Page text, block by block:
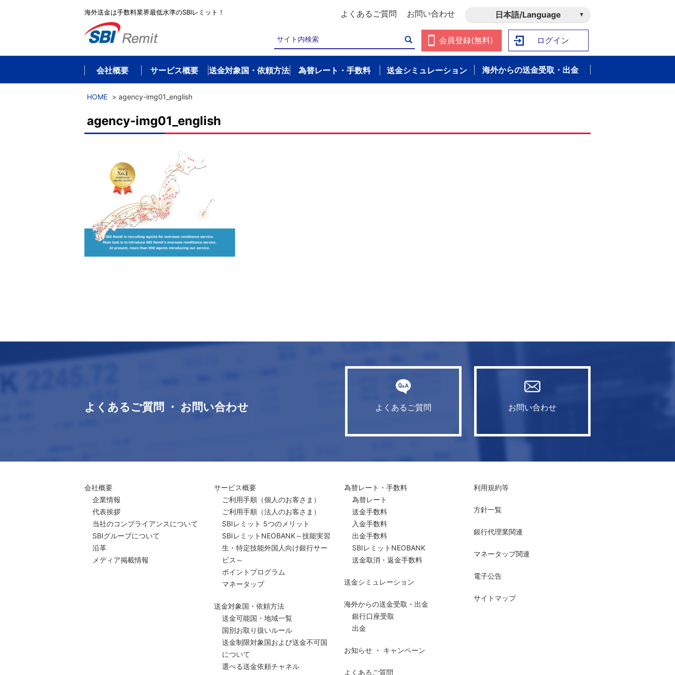
海外送金は手数料業界最低水準のSBIレミット！ よくあるご質問 お問い合わせ 日本語/Language
会員登録(無料) ログイン
会社概要 サービス概要 送金対象国・依頼方法 為替レート・手数料 送金シミュレーション 海外からの送金受取・出金
HOME > agency-img01_english
agency-img01_english
よくあるご質問 ・ お問い合わせ よくあるご質問 お問い合わせ
会社概要
企業情報
代表挨拶
当社のコンプライアンスについて
SBIグループについて
沿革
メディア掲載情報
サービス概要
ご利用手順 （個人のお客さま）
ご利用手順 （法人のお客さま）
SBIレミット 5つのメリット
SBIレミットNEOBANK～技能実習
生・特定技能外国人向け銀行サー
ビス～
ポイントプログラム
マネータップ
送金対象国・依頼方法
送金可能国・地域一覧
国別お取り扱いルール
送金制限対象国および送金不可国
について
選べる送金依頼チャネル
為替レート・手数料
為替レート
送金手数料
入金手数料
出金手数料
SBIレミットNEOBANK
送金取消・返金手数料
送金シミュレーション
海外からの送金受取・出金
銀行口座受取
出金
お知らせ ・ キャンペーン
よくあるご質問
利用規約等
方針一覧
銀行代理業関連
マネータップ関連
電子公告
サイトマップ